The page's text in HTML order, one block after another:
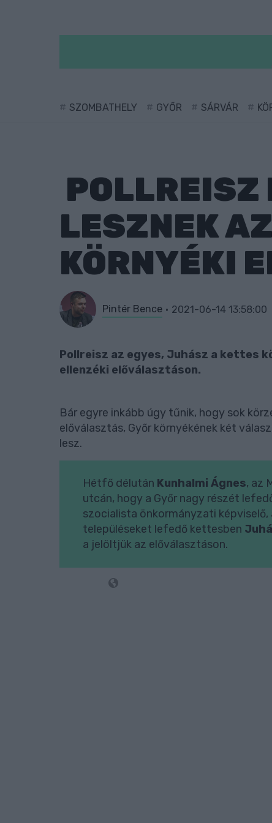
SZOMBATHELY GYŐR SÁRVÁR
LESZNEK
KÖRNYÉKI
Pintér Bence 2021-06-14 13:58:00
Pollreisz az egyes, Juhász a kettes
ellenzéki előválasztáson.
Bár egyre inkább úgy tűnik, hogy sok
előválasztás, Győr környékének két
lesz.
Hétfő délután Kunhalmi Ágnes, az
utcán, hogy a Győr nagy részét
szocialista önkormányzati
településeket lefedő kettesben
a jelöltjük az előválasztáson.